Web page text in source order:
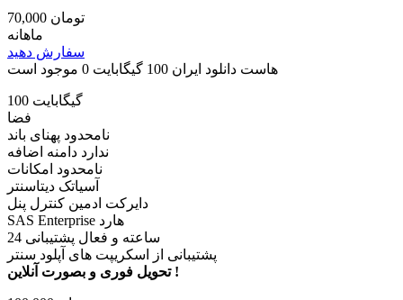
70,000 تومان
ماهانه
سفارش دهید
هاست دانلود ایران 100 گیگابایت
0 موجود است
100 گیگابایت
فضا
نامحدود پهنای باند
ندارد دامنه اضافه
نامحدود امکانات
آسیاتک دیتاسنتر
دایرکت ادمین کنترل پنل
SAS Enterprise هارد
24 ساعته و فعال پشتیبانی
پشتیبانی از اسکریپت های آپلود سنتر
تحویل فوری و بصورت آنلاین !